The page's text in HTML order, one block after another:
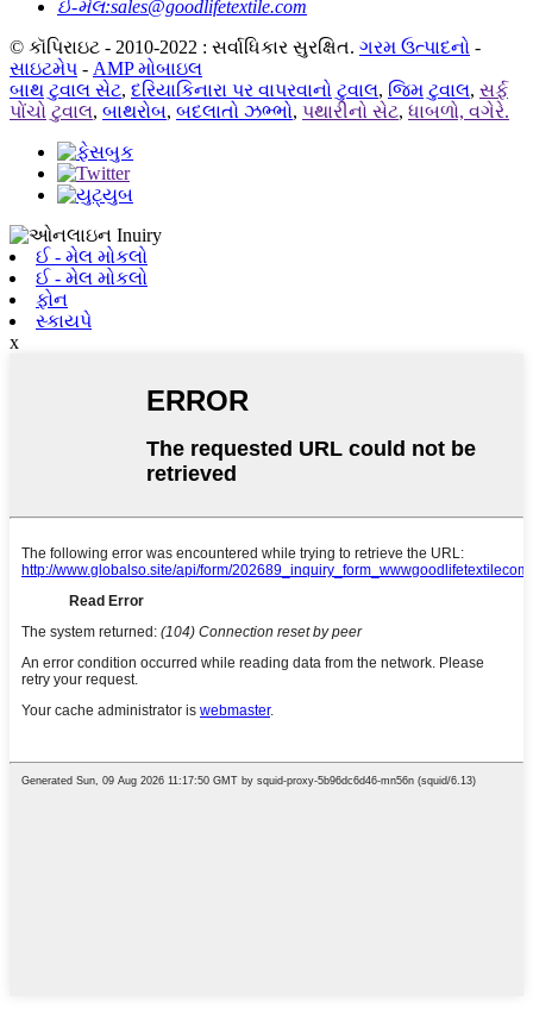
ઈ-મેલ:sales@goodlifetextile.com
© કૉપિરાઇટ - 2010-2022 : સર્વાધિકાર સુરક્ષિત. ગરમ ઉત્પાદનો -
સાઇટમેપ - AMP મોબાઇલ
બાથ ટુવાલ સેટ, દરિયાકિનારા પર વાપરવાનો ટુવાલ, જિમ ટુવાલ, સર્ફ
પોંચો ટુવાલ, બાથરોબ, બદલાતો ઝભ્ભો, પથારીનો સેટ, ધાબળો, વગેરે.
ઈ - મેલ મોકલો
ઈ - મેલ મોકલો
ફોન
સ્કાયપે
x